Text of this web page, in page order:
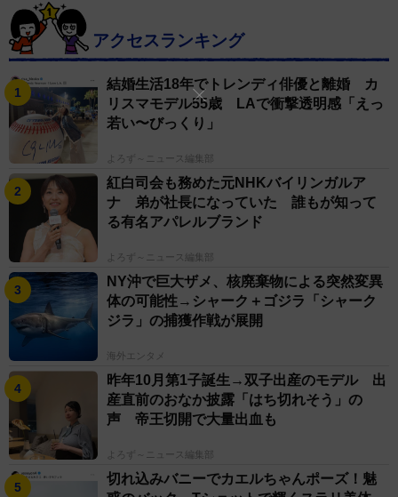
アクセスランキング
結婚生活18年でトレンディ俳優と離婚 カ
リスマモデル55歳 LAで衝撃透明感「えっ
若い〜びっくり」
よろず～ニュース編集部
紅白司会も務めた元NHKバイリンガルア
ナ 弟が社長になっていた 誰もが知って
る有名アパレルブランド
よろず～ニュース編集部
NY沖で巨大ザメ、核廃棄物による突然変異
体の可能性→シャーク＋ゴジラ「シャーク
ジラ」の捕獲作戦が展開
海外エンタメ
昨年10月第1子誕生→双子出産のモデル 出
産直前のおなか披露「はち切れそう」の
声 帝王切開で大量出血も
よろず～ニュース編集部
切れ込みバニーでカエルちゃんポーズ！魅